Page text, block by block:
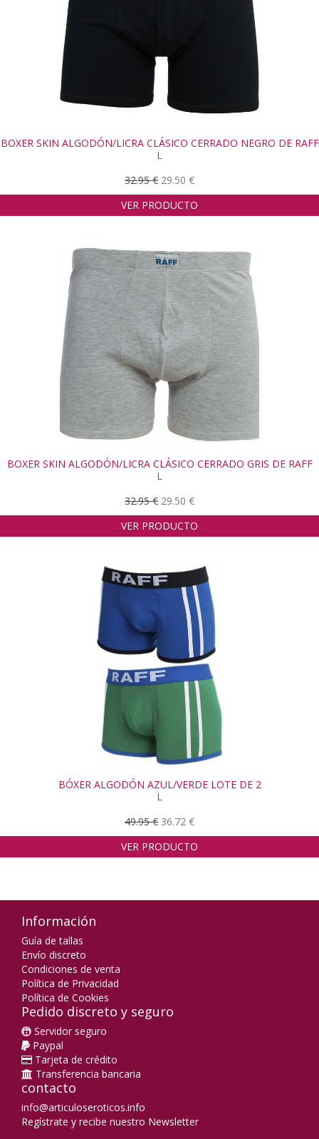
BOXER SKIN ALGODÓN/LICRA CLÁSICO CERRADO NEGRO DE RAFF
L
32.95 € 29.50 €
VER PRODUCTO
BOXER SKIN ALGODÓN/LICRA CLÁSICO CERRADO GRIS DE RAFF
L
32.95 € 29.50 €
VER PRODUCTO
BÓXER ALGODÓN AZUL/VERDE LOTE DE 2
L
49.95 € 36.72 €
VER PRODUCTO
Información
Guía de tallas
Envío discreto
Condiciones de venta
Política de Privacidad
Política de Cookies
Pedido discreto y seguro
Servidor seguro
Paypal
Tarjeta de crédito
Transferencia bancaria
contacto
info@articuloseroticos.info
Regístrate y recibe nuestro Newsletter